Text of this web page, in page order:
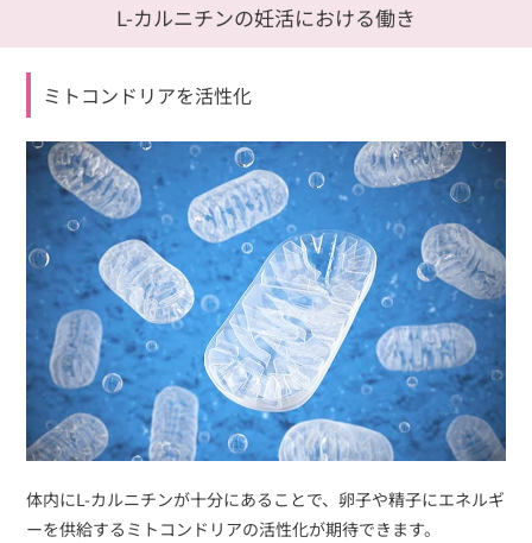
L-カルニチンの妊活における働き
ミトコンドリアを活性化
体内にL-カルニチンが十分にあることで、卵子や精子にエネルギ
ーを供給するミトコンドリアの活性化が期待できます。